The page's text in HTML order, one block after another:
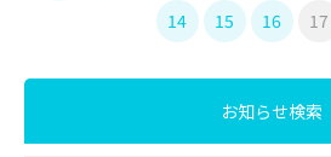
14
15 16 17
お知らせ検索